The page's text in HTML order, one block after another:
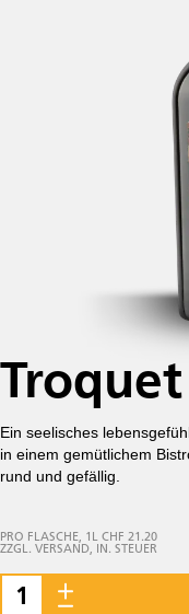
Ein seelisches
in einem gemütlichem
rund und gefällig.
PRO FLASCHE, 1L CHF 21.20
ZZGL. VERSAND, IN. STEUER